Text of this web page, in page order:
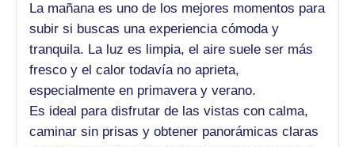
La mañana es uno de los mejores momentos para
subir si buscas una experiencia cómoda y
tranquila. La luz es limpia, el aire suele ser más
fresco y el calor todavía no aprieta,
especialmente en primavera y verano.
Es ideal para disfrutar de las vistas con calma,
caminar sin prisas y obtener panorámicas claras